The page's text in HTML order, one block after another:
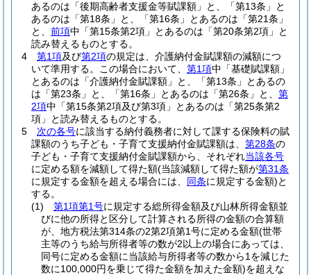
あるのは「後期高齢者支援金等賦課額」と、「第13条」と
あるのは「第18条」と、「第16条」とあるのは「第21条」
と、 前項中「第15条第2項」とあるのは「第20条第2項」と
読み替えるものとする。
4
第1項及び第2項の規定は、介護納付金賦課額の減額につ
いて準用する。
この場合において、 第1項中「基礎賦課額」
とあるのは「介護納付金賦課額」と、「第13条」とあるの
は「第23条」と、「第16条」とあるのは「第26条」と、 第
2項中「第15条第2項及び第3項」とあるのは「第25条第2
項」と読み替えるものとする。
5
次の各号に該当する納付義務者に対して課する保険料の賦
課額のうち子ども・子育て支援納付金賦課額は、 第28条の
子ども・子育て支援納付金賦課額から、それぞれ当該各号
に定める額を減額して得た額(当該減額して得た額が第31条
に規定する金額を超える場合には、 同条に規定する金額)と
する。
(1)
第1項第1号に規定する総所得金額及び山林所得金額並
びに他の所得と区分して計算される所得の金額の合算額
が、地方税法第314条の2第2項第1号に定める金額(世帯
主等のうち給与所得者等の数が2以上の場合にあっては、
同号に定める金額に当該給与所得者等の数から1を減じた
数に100,000円を乗じて得た金額を加えた金額)を超えな